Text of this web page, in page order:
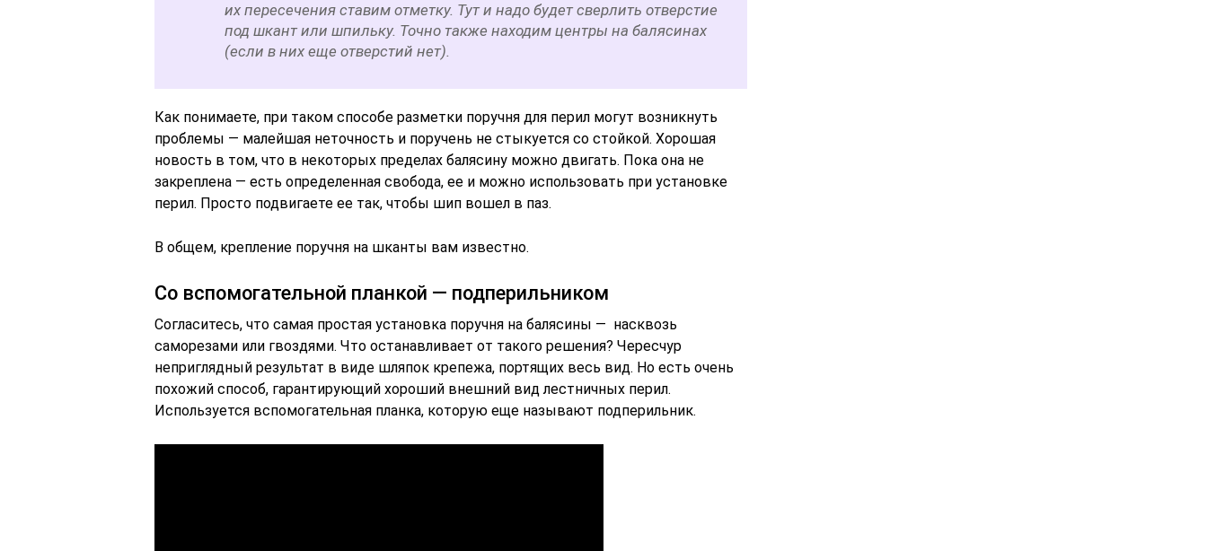
их пересечения ставим отметку. Тут и надо будет сверлить отверстие
под шкант или шпильку. Точно также находим центры на балясинах
(если в них еще отверстий нет).
Как понимаете, при таком способе разметки поручня для перил могут возникнуть
проблемы — малейшая неточность и поручень не стыкуется со стойкой. Хорошая
новость в том, что в некоторых пределах балясину можно двигать. Пока она не
закреплена — есть определенная свобода, ее и можно использовать при установке
перил. Просто подвигаете ее так, чтобы шип вошел в паз.
В общем, крепление поручня на шканты вам известно.
Со вспомогательной планкой — подперильником
Согласитесь, что самая простая установка поручня на балясины — насквозь
саморезами или гвоздями. Что останавливает от такого решения? Чересчур
неприглядный результат в виде шляпок крепежа, портящих весь вид. Но есть очень
похожий способ, гарантирующий хороший внешний вид лестничных перил.
Используется вспомогательная планка, которую еще называют подперильник.